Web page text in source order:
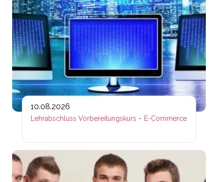
10.08.2026
Lehrabschluss Vorbereitungskurs – E-Commerce